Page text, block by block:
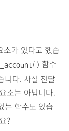
소가 있다고 했습
함수
니다. 사실 전달
소는 아닙니다.
는 함수도 있습
?